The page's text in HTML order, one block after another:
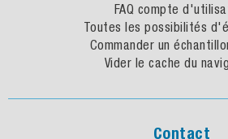
FAQ compte
Toutes les possibilités
Commander un
Vider le cache du
Contact